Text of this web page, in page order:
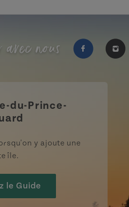
nous
du-Prince-
y ajoute une
île.
le Guide